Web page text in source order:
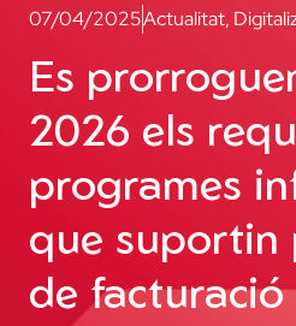
07/04/2025Actualitat,
Es
2026 els
programes
que suportin
de facturació